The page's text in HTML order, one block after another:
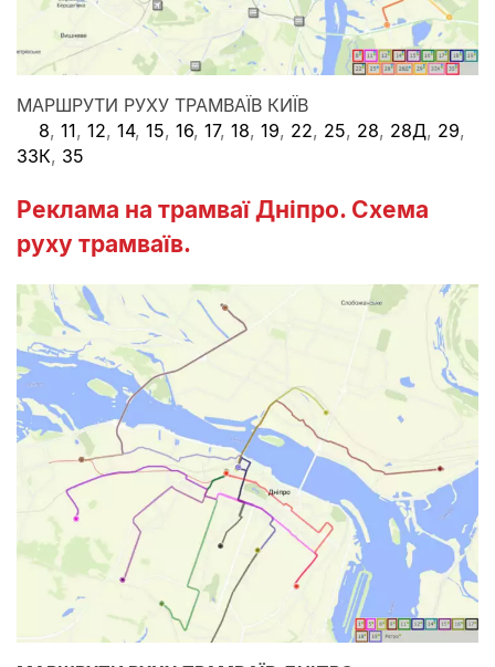
МАРШРУТИ РУХУ ТРАМВАЇВ КИЇВ
8, 11, 12, 14, 15, 16, 17, 18, 19, 22, 25, 28, 28Д, 29,
33К, 35
Реклама на трамваї Дніпро. Схема
руху трамваїв.